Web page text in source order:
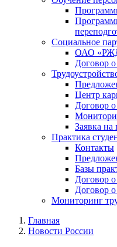
Социальное
ОАО
Договор
Центр
Договор
Заявка на
Практика
Контакты
Базы
Договор
Договор
Мониторинг
Главная
Новости России